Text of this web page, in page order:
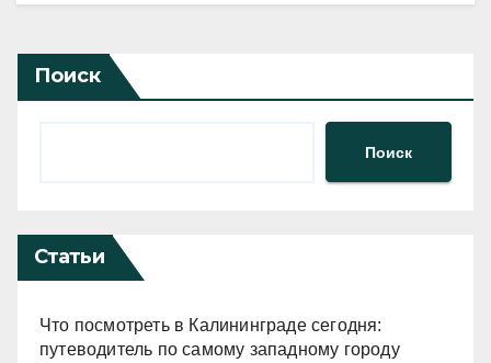
Поиск
Поиск
Статьи
Что посмотреть в Калининграде сегодня:
путеводитель по самому западному городу